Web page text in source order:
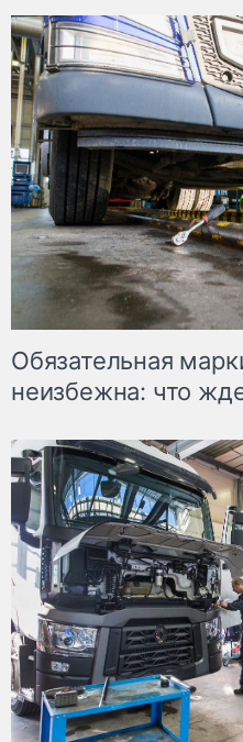
Обязательная
неизбежна: что